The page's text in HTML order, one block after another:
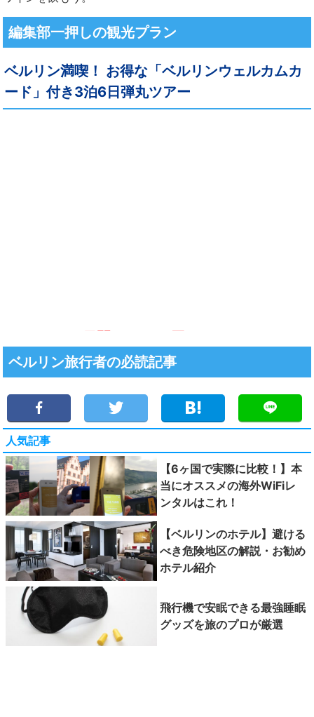
編集部一押しの観光プラン
ベルリン満喫！ お得な「ベルリンウェルカムカ
ード」付き3泊6日弾丸ツアー
ベルリン旅行者の必読記事
人気記事
【6ヶ国で実際に比較！】本
当にオススメの海外WiFiレ
ンタルはこれ！
【ベルリンのホテル】避ける
べき危険地区の解説・お勧め
ホテル紹介
飛行機で安眠できる最強睡眠
グッズを旅のプロが厳選